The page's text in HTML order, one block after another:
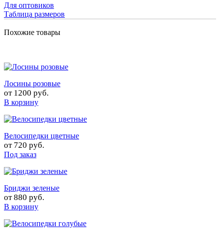
Для оптовиков
Таблица размеров
Похожие товары
Лосины розовые
от 1200 руб.
В корзину
Велосипедки цветные
от 720 руб.
Под заказ
Бриджи зеленые
от880 руб.
В корзину